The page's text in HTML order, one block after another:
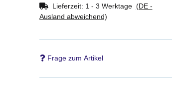
Lieferzeit: 1 - 3 Werktage (DE -
Ausland abweichend)
Frage zum Artikel